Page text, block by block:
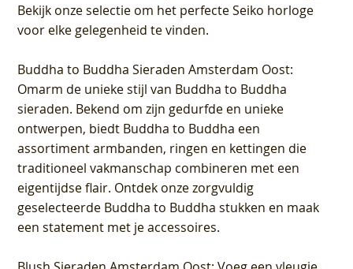
Bekijk onze selectie om het perfecte Seiko horloge
voor elke gelegenheid te vinden.
Buddha to Buddha Sieraden Amsterdam Oost:
Omarm de unieke stijl van Buddha to Buddha
sieraden. Bekend om zijn gedurfde en unieke
ontwerpen, biedt Buddha to Buddha een
assortiment armbanden, ringen en kettingen die
traditioneel vakmanschap combineren met een
eigentijdse flair. Ontdek onze zorgvuldig
geselecteerde Buddha to Buddha stukken en maak
een statement met je accessoires.